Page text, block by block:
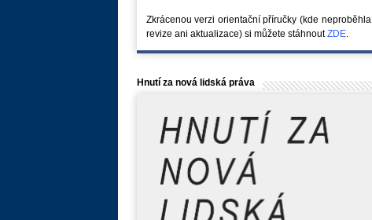
Zkrácenou verzi orientační příručky (kde neproběhla
revize ani aktualizace) si můžete stáhnoutZDE.
Hnutí za nová lidská práva